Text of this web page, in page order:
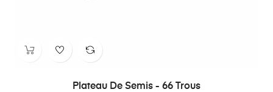
Plateau De Semis - 66 Trous